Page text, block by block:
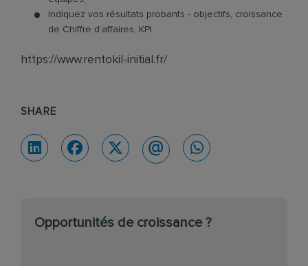
Indiquez vos résultats probants - objectifs, croissance
de Chiffre d’affaires, KPI
https://www.rentokil-initial.fr/
SHARE
Opportunités de croissance ?